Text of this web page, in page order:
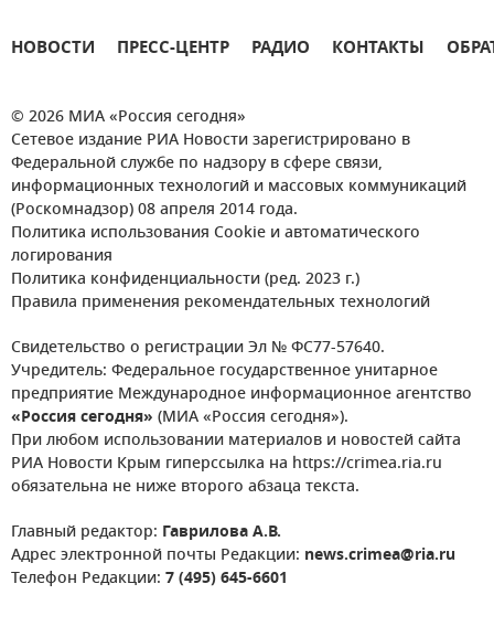
НОВОСТИ ПРЕСС-ЦЕНТР РАДИО КОНТАКТЫ
© 2026 МИА «Россия сегодня»
Сетевое издание РИА Новости зарегистрировано в
Федеральной службе по надзору в сфере связи,
информационных технологий и массовых коммуникаций
(Роскомнадзор) 08 апреля 2014 года.
Политика использования Cookie и автоматического
логирования
Политика конфиденциальности (ред. 2023 г.)
Правила применения рекомендательных технологий
Свидетельство о регистрации Эл № ФС77-57640.
Учредитель: Федеральное государственное унитарное
предприятие Международное информационное агентство
«Россия сегодня» (МИА «Россия сегодня»).
При любом использовании материалов и новостей сайта
РИА Новости Крым гиперссылка на https://crimea.ria.ru
обязательна не ниже второго абзаца текста.
Главный редактор: Гаврилова А.В.
Адрес электронной почты Редакции: news.crimea@ria.ru
Телефон Редакции: 7 (495) 645-6601